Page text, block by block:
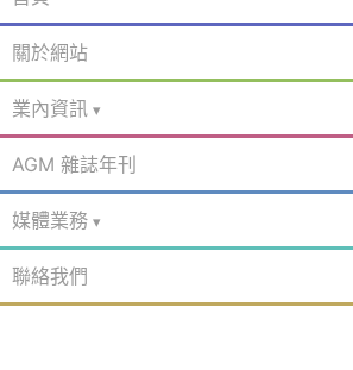
關於網站
業內資訊
AGM 雜誌年刊
媒體業務
聯絡我們